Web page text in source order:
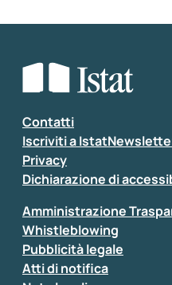
Contatti
Iscriviti a
Privacy
Dichiarazione di
Amministrazione
Whistleblowing
Pubblicità legale
Atti di notifica